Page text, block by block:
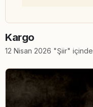
Kargo
12 Nisan 2026 "Şiir" içinde